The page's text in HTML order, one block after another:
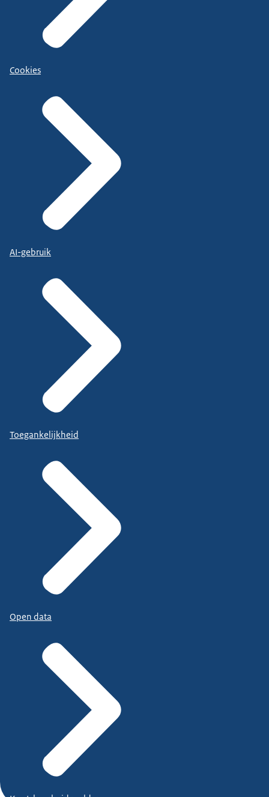
Cookies
AI-gebruik
Toegankelijkheid
Open data